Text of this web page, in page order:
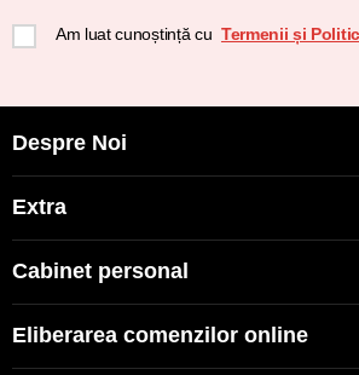
Am luat cunoștință cu Termenii și
Despre Noi
Extra
Cabinet personal
Eliberarea comenzilor online